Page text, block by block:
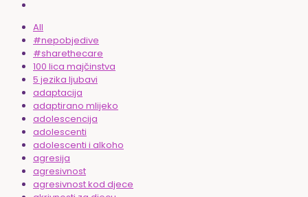
All
#nepobjedive
#sharethecare
100 lica majčinstva
5 jezika ljubavi
adaptacija
adaptirano mlijeko
adolescencija
adolescenti
adolescenti i alkoho
agresija
agresivnost
agresivnost kod djece